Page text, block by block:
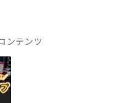
ンテンツ